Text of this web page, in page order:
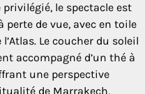
le spectacle est
perte de vue, avec en toile
Le coucher du soleil
accompagné d’un thé à
une perspective
de Marrakech,